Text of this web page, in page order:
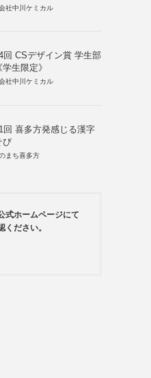
社中川ケミカル
回 CSデザイン賞 学生部
学生限定》
社中川ケミカル
回 喜多方発感じる漢字
び
まち喜多方
式ホームページにて
ください。